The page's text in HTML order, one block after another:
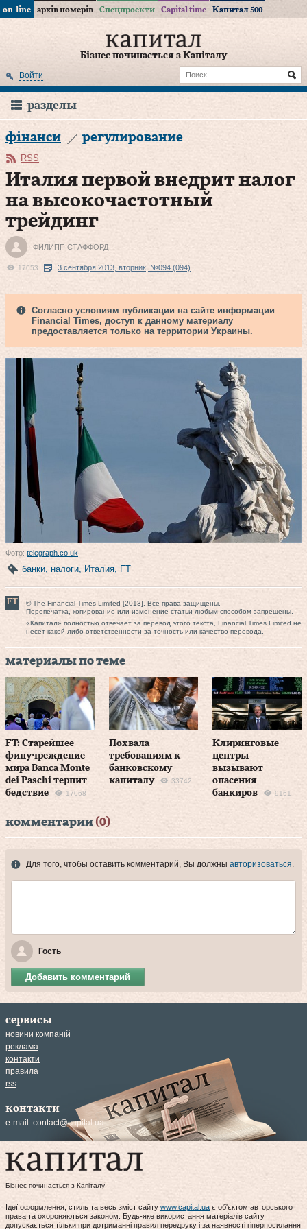
on-line архів номерів Спецпроекти Capital time Капитал 500
Бізнес починається з Капіталу
Войти
разделы
фінанси регулирование
RSS
Италия первой внедрит налог
на высокочастотный
трейдинг
ФИЛИПП СТАФФОРД
17053 3 сентября 2013, вторник, №094 (094)
Согласно условиям публикации на сайте информации
Financial Times, доступ к данному материалу
предоставляется только на территории Украины.
Фото: telegraph.co.uk
банки, налоги, Италия, FT
© The Financial Times Limited [2013]. Все права защищены.
Перепечатка, копирование или изменение статьи любым способом запрещены.
«Капитал» полностью отвечает за перевод этого текста, Financial Times Limited не
несет какой-либо ответственности за точность или качество перевода.
материалы по теме
FT: Старейшее
финучреждение
мира Banca Monte
dei Paschi терпит
бедствие
17068
Похвала
требованиям к
банковскому
капиталу
33742
Клиринговые
центры
вызывают
опасения
банкиров
9161
комментарии (0)
Для того, чтобы оставить комментарий, Вы должны авторизоваться.
Гость
Добавить комментарий
сервисы
новини компаній
реклама
контакти
правила
rss
контакти
e-mail: contact@capital.ua
Бізнес починається з Капіталу
Ідеї оформлення, стиль та весь зміст сайту www.capital.ua є об'єктом авторського
права та охороняються законом. Будь-яке використання матеріалів сайту
допускається тільки при дотриманні правил передруку і за наявності гіперпосилання